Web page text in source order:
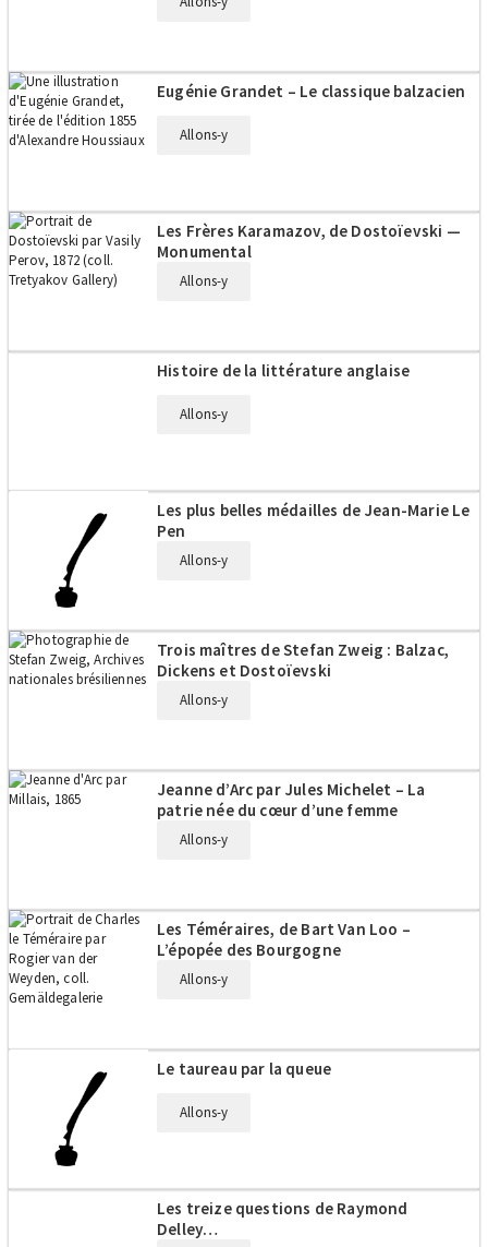
Eugénie Grandet – Le classique balzacien
Allons-y
Les Frères Karamazov, de Dostoïevski —
Monumental
Allons-y
Histoire de la littérature anglaise
Allons-y
Les plus belles médailles de Jean-Marie Le
Pen
Allons-y
Trois maîtres de Stefan Zweig : Balzac,
Dickens et Dostoïevski
Allons-y
Jeanne d’Arc par Jules Michelet – La
patrie née du cœur d’une femme
Allons-y
Les Téméraires, de Bart Van Loo –
L’épopée des Bourgogne
Allons-y
Le taureau par la queue
Allons-y
Les treize questions de Raymond
Delley…